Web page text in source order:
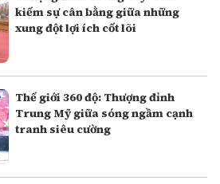
kiếm sự cân bằng giữa những
xung đột lợi ích cốt lõi
Thế giới 360 độ: Thượng đỉnh
Trung Mỹ giữa sóng ngầm cạnh
tranh siêu cường